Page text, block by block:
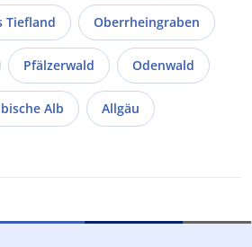
Tiefland Oberrheingraben
Pfälzerwald Odenwald
Alb Allgäu